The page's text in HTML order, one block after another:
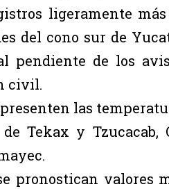
ligeramente
del cono sur de
pendiente de los
civil.
las
Tekax y Tzucacab,
pronostican valores